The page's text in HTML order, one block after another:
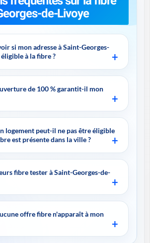
de-Livoye
si mon adresse à Saint-Georges-
à la fibre ?
de 100 % garantit-il mon
logement peut-il ne pas être éligible
est présente dans la ville ?
fibre tester à Saint-Georges-de-
offre fibre n'apparaît à mon